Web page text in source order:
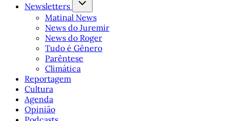
Newsletters
Matinal News
News do Juremir
News do Roger
Tudo é Gênero
Parêntese
Climática
Reportagem
Cultura
Agenda
Opinião